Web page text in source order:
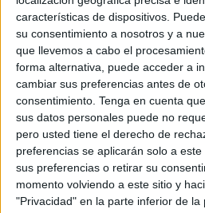
características de dispositivos.
su consentimiento a nosotros y a
que llevemos a cabo el
forma alternativa, puede acceder a
cambiar sus preferencias antes de
consentimiento. Tenga en cuenta
sus datos personales puede no
pero usted tiene el derecho de
preferencias se aplicarán solo a
sus preferencias o retirar su
momento volviendo a este sitio y
"Privacidad" en la parte inferior de la
la investigació continua
l'operatiu, una agent de la
resultat ferida en una mà,
informa l'Ajuntament les
ImprimirEnvia
a
un
amic
PDF